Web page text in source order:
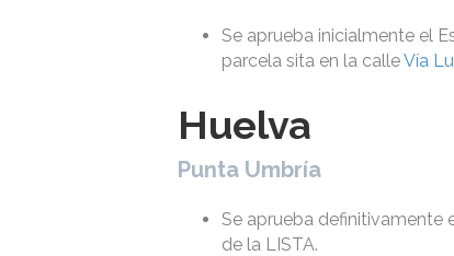
Se aprueba inicialmente el
parcela sita en la calleVía
Huelva
Punta Umbría
Se aprueba definitivamente
de la LISTA.